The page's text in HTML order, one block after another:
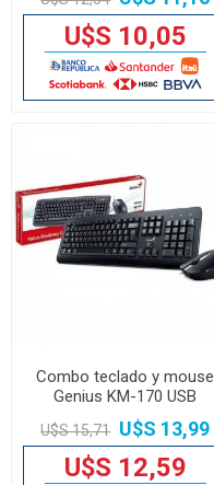
U$S 10,05
Combo teclado y mouse
Genius KM-170 USB
U$S 15,71 U$S 13,99
U$S 12,59